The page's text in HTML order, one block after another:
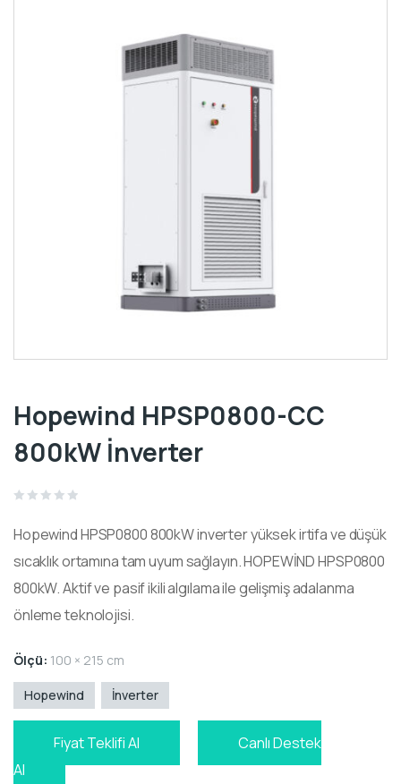
Hopewind HPSP0800-CC
800kW İnverter
out
Hopewind HPSP0800 800kW inverter yüksek irtifa ve düşük
sıcaklık ortamına tam uyum sağlayın. HOPEWİND HPSP0800
800kW. Aktif ve pasif ikili algılama ile gelişmiş adalanma
önleme teknolojisi.
Ölçü: 100 × 215 cm
Hopewind İnverter
Fiyat Teklifi Al
Canlı Destek
Al